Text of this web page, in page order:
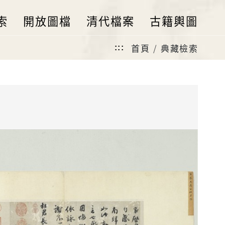
開放圖檔 清代檔案 古籍輿圖
::: 首頁 典藏檢索